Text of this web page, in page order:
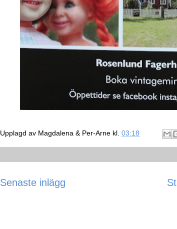
Upplagd av Magdalena & Per-Arne kl. 03:18
Senaste inlägg